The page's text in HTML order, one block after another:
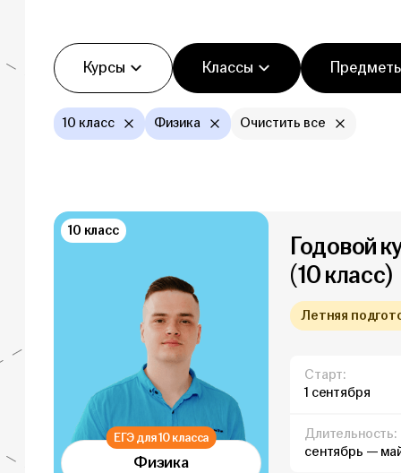
Фильтры
Курсы Классы
10 класс Физика Очистить все
Физика
ЕГЭ для 10 класса
10 класс
Годовой
(10 класс)
Летняя
Старт:
1 сентября
Длительность:
сентябрь —